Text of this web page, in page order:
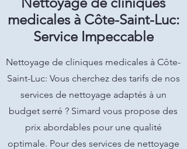
medicales à Côte-Saint-Luc:
Service Impeccable
Nettoyage de cliniques medicales à Côte-
Saint-Luc: Vous cherchez des tarifs de nos
services de nettoyage adaptés à un
budget serré ? Simard vous propose des
prix abordables pour une qualité
optimale. Pour des services de nettoyage